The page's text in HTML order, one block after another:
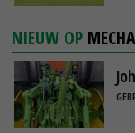
NIEUW OP